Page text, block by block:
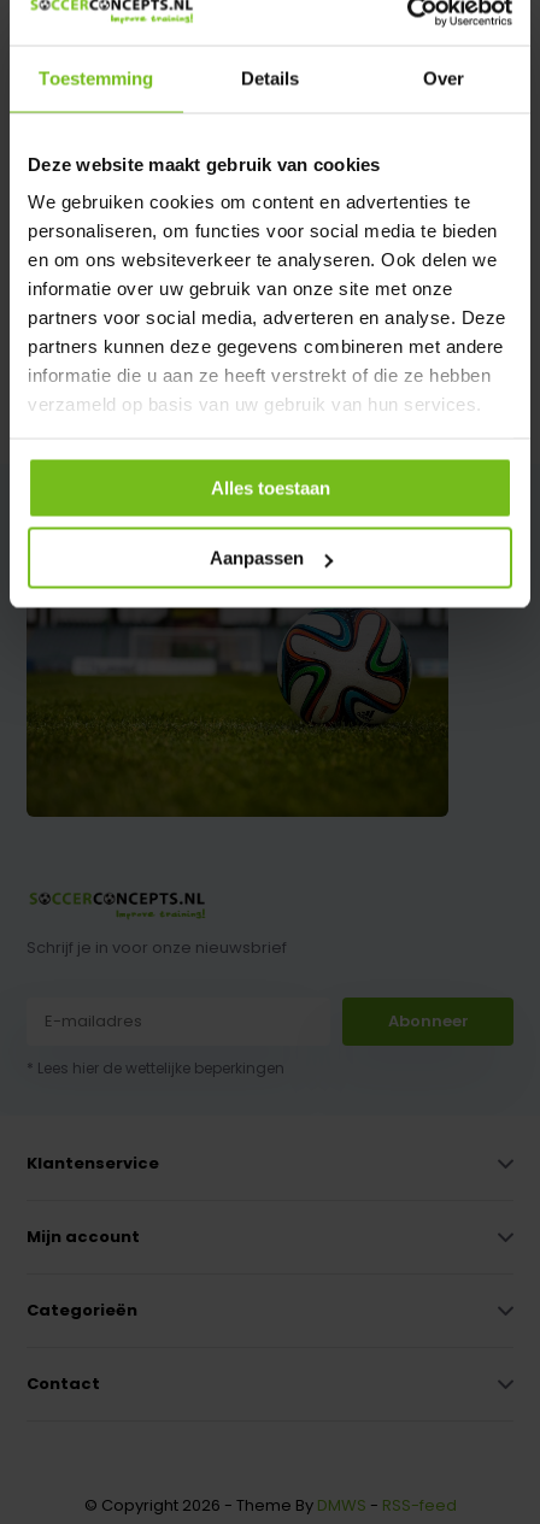
Toestemming Details Over
Deze website maakt gebruik van cookies
We gebruiken cookies om content en advertenties te
personaliseren, om functies voor social media te bieden
en om ons websiteverkeer te analyseren. Ook delen we
informatie over uw gebruik van onze site met onze
partners voor social media, adverteren en analyse. Deze
partners kunnen deze gegevens combineren met andere
informatie die u aan ze heeft verstrekt of die ze hebben
verzameld op basis van uw gebruik van hun services.
Alles toestaan
Aanpassen
We helpen u graag met meer informatie
Verstuur email
Productomschrijving
Specificaties
Reviews
Delen
Schrijf je in voor onze nieuwsbrief
Abonneer
* Lees hier de wettelijke beperkingen
Klantenservice
Mijn account
Categorieën
Contact
© Copyright 2026 - Theme By DMWS - RSS-feed